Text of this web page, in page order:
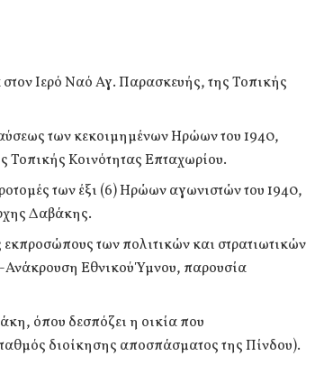
Ιερό Ναό Αγ. Παρασκευής, της Τοπικής
των κεκοιμημένων Ηρώων του 1940,
Τοπικής Κοινότητας Επταχωρίου.
των έξι (6) Ηρώων αγωνιστών του 1940,
Δαβάκης.
των πολιτικών και στρατιωτικών
Εθνικού Ύμνου, παρουσία
όπου δεσπόζει η οικία που
διοίκησης αποσπάσματος της Πίνδου).